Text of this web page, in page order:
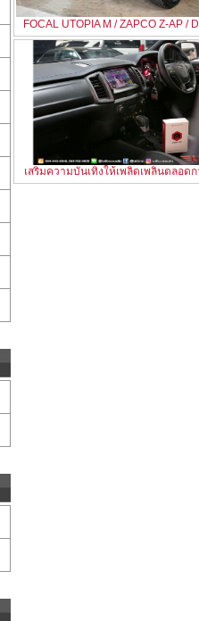
FOCAL UTOPIA M / ZAPCO Z-AP /
เสริมความบันเทิงให้เพลิดเพลินตลอดก